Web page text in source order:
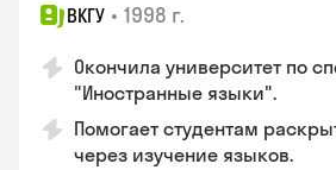
ВКГУ • 1998 г.
Окончила университет по
"Иностранные языки".
Помогает студентам
через изучение языков.